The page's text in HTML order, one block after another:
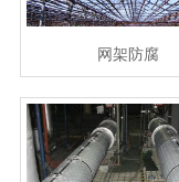
网架防腐